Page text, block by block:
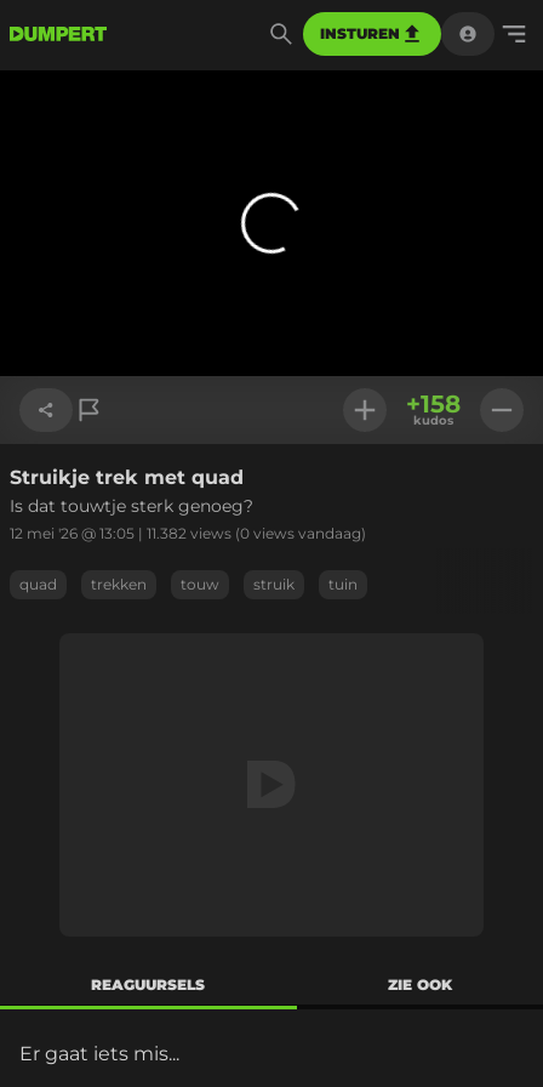
INSTUREN
Link kopiëren
+158
kudos
Struikje trek met quad
Is dat touwtje sterk genoeg?
12 mei '26 @ 13:05 | 11.382 views (0 views vandaag)
quad trekken touw struik tuin
REAGUURSELS ZIE OOK
Er gaat iets mis...